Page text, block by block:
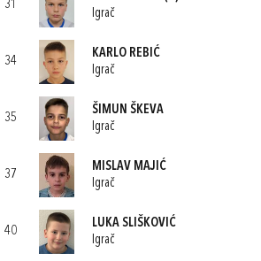
31
Igrač
34
KARLO REBIĆ
Igrač
35
ŠIMUN ŠKEVA
Igrač
37
MISLAV MAJIĆ
Igrač
40
LUKA SLIŠKOVIĆ
Igrač